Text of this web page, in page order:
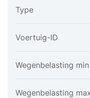
Type
Voertuig-ID
Wegenbelasting min
Wegenbelasting